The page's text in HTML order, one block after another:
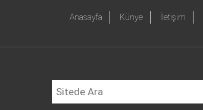
Anasayfa Künye İletişim